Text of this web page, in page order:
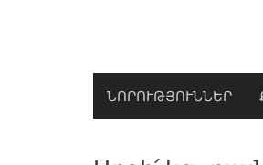
ՆՈՐՈՒԹՅՈՒՆՆԵՐ